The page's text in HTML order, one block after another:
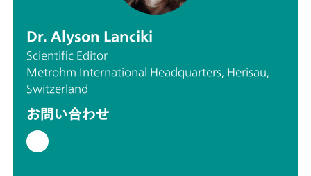
Dr. Alyson Lanciki
Scientific Editor
Metrohm International Headquarters, Herisau,
Switzerland
お問い合わせ